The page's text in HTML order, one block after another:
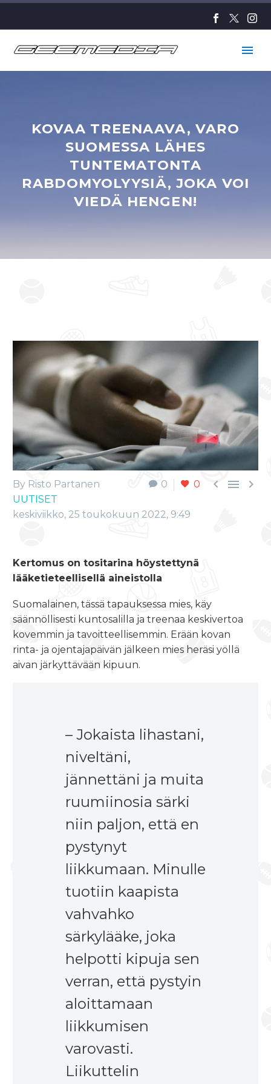
KOVAA TREENAAVA, VARO
SUOMESSA LÄHES
TUNTEMATONTA
RABDOMYOLYYSIÄ, JOKA VOI
VIEDÄ HENGEN!
0 0   
By Risto Partanen
UUTISET
keskiviikko, 25 toukokuun 2022, 9:49
Kertomus on tositarina höystettynä
lääketieteellisellä aineistolla
Suomalainen, tässä tapauksessa mies, käy
säännöllisesti kuntosalilla ja treenaa keskivertoa
kovemmin ja tavoitteellisemmin. Erään kovan
rinta- ja ojentajapäivän jälkeen mies heräsi yöllä
aivan järkyttävään kipuun.
– Jokaista lihastani,
niveltäni,
jännettäni ja muita
ruumiinosia särki
niin paljon, että en
pystynyt
liikkumaan. Minulle
tuotiin kaapista
vahvahko
särkylääke, joka
helpotti kipuja sen
verran, että pystyin
aloittamaan
liikkumisen
varovasti.
Liikuttelin